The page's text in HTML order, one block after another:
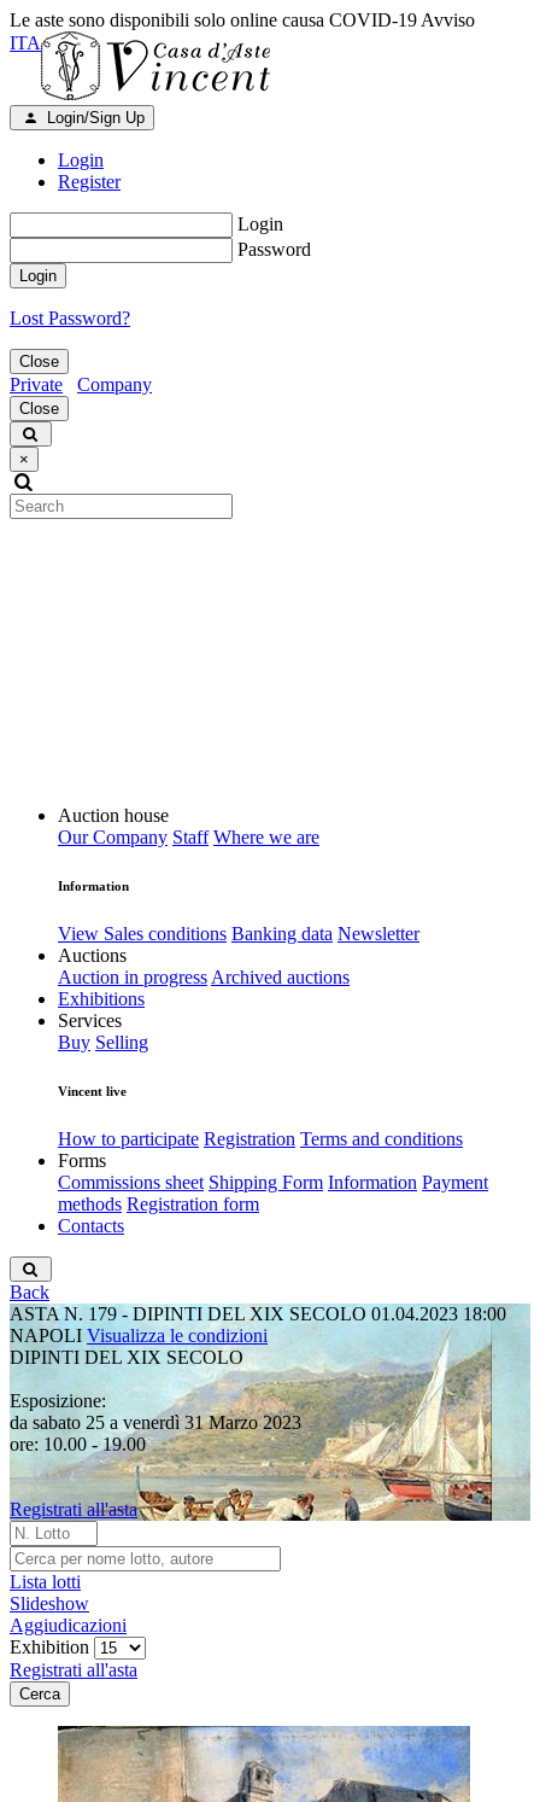
Le aste sono disponibili solo online causa COVID-19 Avviso
ITA
Login/Sign Up
Login
Register
Login
Password
Login
Lost Password?
Close
Private Company
Close
×
Auction house
Our Company Staff Where we are
Information
View Sales conditions Banking data Newsletter
Auctions
Auction in progress Archived auctions
Exhibitions
Services
Buy Selling
Vincent live
How to participate Registration Terms and conditions
Forms
Commissions sheet Shipping Form Information Payment
methods Registration form
Contacts
Back
ASTA N. 179 - DIPINTI DEL XIX SECOLO 01.04.2023 18:00
NAPOLI Visualizza le condizioni
DIPINTI DEL XIX SECOLO
Esposizione:
da sabato 25 a venerdì 31 Marzo 2023
ore: 10.00 - 19.00
Registrati all'asta
Lista lotti
Slideshow
Aggiudicazioni
Exhibition
Registrati all'asta